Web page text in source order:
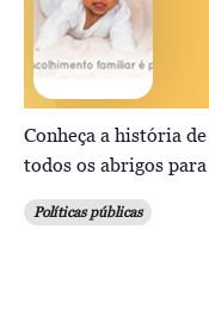
Conheça a história
todos os abrigos
Políticas públicas